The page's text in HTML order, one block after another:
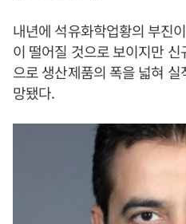
내년에 석유화학업황의 부진
이 떨어질 것으로 보이지만
으로 생산제품의 폭을 넓혀
망됐다.